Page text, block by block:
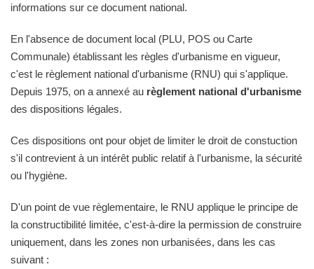
informations sur ce document national.
En l'absence de document local (PLU, POS ou Carte
Communale) établissant les règles d'urbanisme en vigueur,
c'est le règlement national d'urbanisme (RNU) qui s'applique.
Depuis 1975, on a annexé au règlement national d'urbanisme
des dispositions légales.
Ces dispositions ont pour objet de limiter le droit de constuction
s'il contrevient à un intérêt public relatif à l'urbanisme, la sécurité
ou l'hygiène.
D'un point de vue règlementaire, le RNU applique le principe de
la constructibilité limitée, c'est-à-dire la permission de construire
uniquement, dans les zones non urbanisées, dans les cas
suivant :